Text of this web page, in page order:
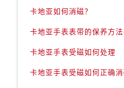
卡地亚如何消磁？
卡地亚手表表带的保养方法
卡地亚手表受磁如何处理
卡地亚手表受磁如何正确